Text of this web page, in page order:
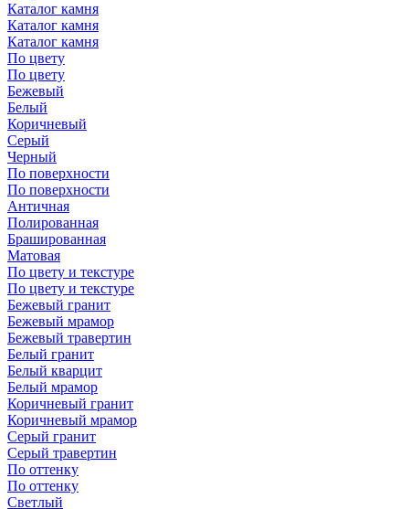
Каталог камня
Каталог камня
Каталог камня
По цвету
По цвету
Бежевый
Белый
Коричневый
Серый
Черный
По поверхности
По поверхности
Античная
Полированная
Брашированная
Матовая
По цвету и текстуре
По цвету и текстуре
Бежевый гранит
Бежевый мрамор
Бежевый травертин
Белый гранит
Белый кварцит
Белый мрамор
Коричневый гранит
Коричневый мрамор
Серый гранит
Серый травертин
По оттенку
По оттенку
Светлый